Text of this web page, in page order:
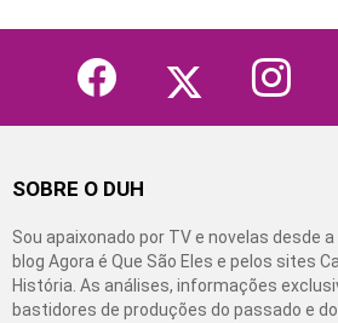
facebook
SOBRE O DUH
Sou apaixonado por TV e novelas desde
blog Agora é Que São Eles e pelos sites
História. As análises, informações
bastidores de produções do passado e